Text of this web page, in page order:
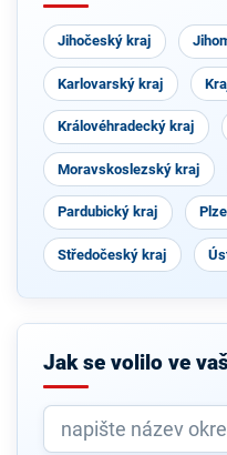
Jihočeský kraj
Karlovarský kraj
Královéhradecký kraj
Moravskoslezský kraj
Pardubický kraj
Středočeský kraj
Jak se volilo ve